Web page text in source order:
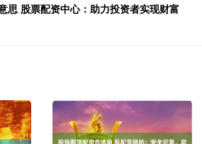
思 股票配资中心：助力投资者实现财富